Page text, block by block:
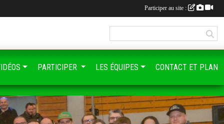
PARTICIPER LES ÉQUIPES CONTACT ET PLAN
Participer au site :